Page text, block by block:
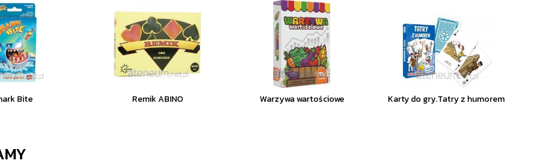
Bite Remik ABINO Warzywa wartościowe Karty do gry.Tatry z humorem